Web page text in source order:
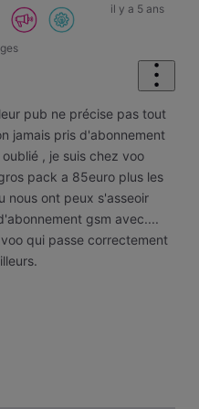
il y a 5 ans
pub ne précise pas tout
jamais pris d'abonnement
, je suis chez voo
pack a 85euro plus les
nous ont peux s'asseoir
gsm avec....
qui passe correctement